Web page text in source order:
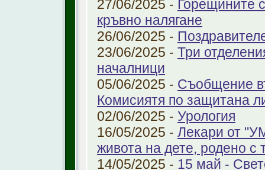
27/06/2025 - Горещините
кръвно налягане
26/06/2025 -
23/06/2025 - Три
началници
05/06/2025 - Съобщение
Комисиятя по защитана
02/06/2025 - Урология
16/05/2025 - Лекари от
живота на дете, родено с
14/05/2025 - 15 май -